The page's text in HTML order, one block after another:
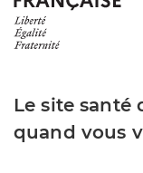
Le site santé
quand vous